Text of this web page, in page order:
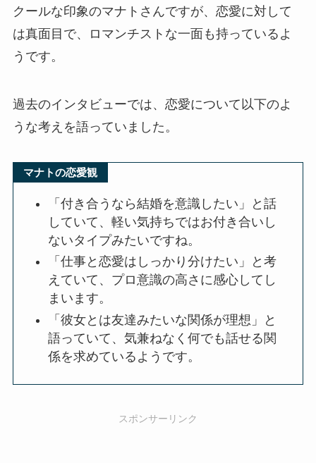
クールな印象のマナトさんですが、恋愛に対して
は真面目で、ロマンチストな一面も持っているよ
うです。
過去のインタビューでは、恋愛について以下のよ
うな考えを語っていました。
マナトの恋愛観
「付き合うなら結婚を意識したい」と話
していて、軽い気持ちではお付き合いし
ないタイプみたいですね。
「仕事と恋愛はしっかり分けたい」と考
えていて、プロ意識の高さに感心してし
まいます。
「彼女とは友達みたいな関係が理想」と
語っていて、気兼ねなく何でも話せる関
係を求めているようです。
スポンサーリンク